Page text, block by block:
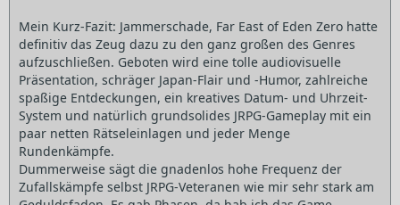
Mein Kurz-Fazit: Jammerschade, Far East of Eden Zero hatte
definitiv das Zeug dazu zu den ganz großen des Genres
aufzuschließen. Geboten wird eine tolle audiovisuelle
Präsentation, schräger Japan-Flair und -Humor, zahlreiche
spaßige Entdeckungen, ein kreatives Datum- und Uhrzeit-
System und natürlich grundsolides JRPG-Gameplay mit ein
paar netten Rätseleinlagen und jeder Menge
Rundenkämpfe.
Dummerweise sägt die gnadenlos hohe Frequenz der
Zufallskämpfe selbst JRPG-Veteranen wie mir sehr stark am